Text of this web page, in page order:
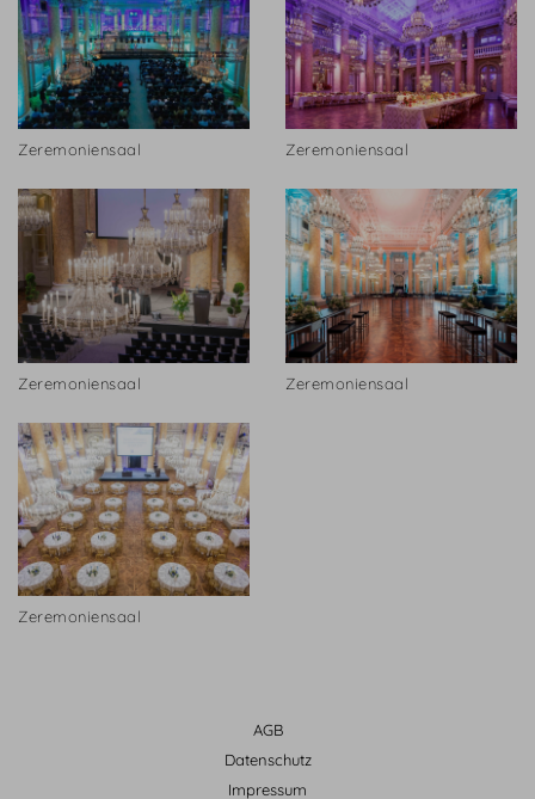
Zeremoniensaal Zeremoniensaal
Zeremoniensaal Zeremoniensaal
Zeremoniensaal
AGB
Datenschutz
Impressum